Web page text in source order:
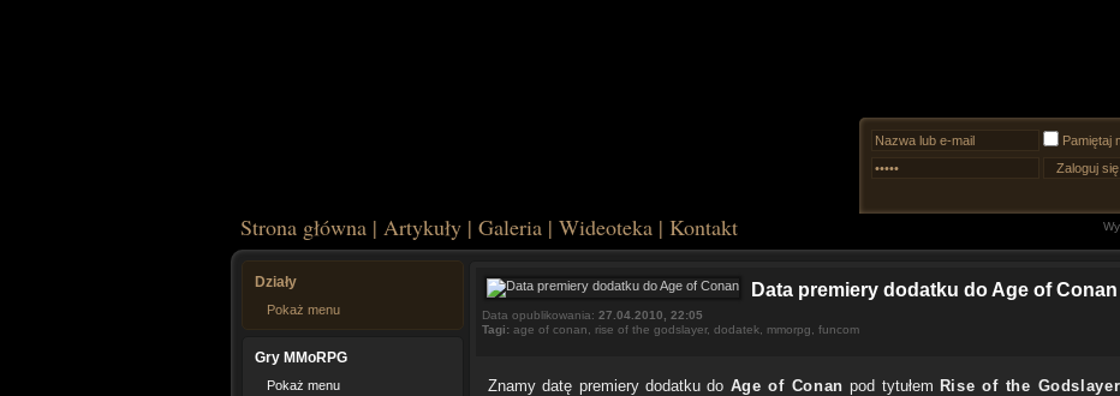
Pamiętaj
Strona główna | Artykuły | Galeria | Wideoteka | Kontakt
Działy
Pokaż menu
Gry MMoRPG
Pokaż menu
Data premiery dodatku do Age of Conan
Data opublikowania: 27.04.2010, 22:05
Tagi: age of conan rise of the godslayer, dodatek mmorpg funcom
Znamy datę premiery dodatku do Age of Conan pod tytułem Rise of the Godslayer